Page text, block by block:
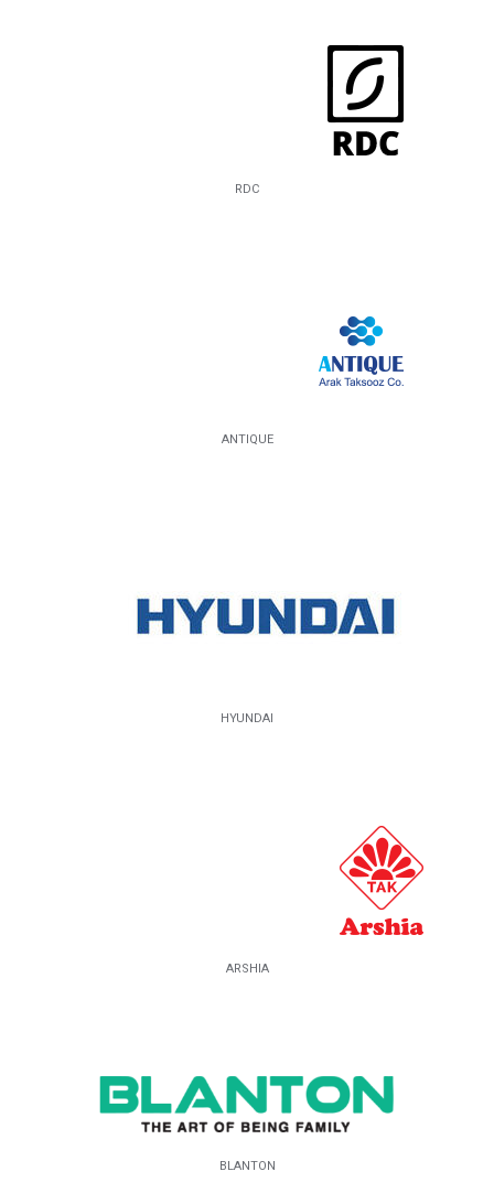
RDC
ANTIQUE
HYUNDAI
ARSHIA
BLANTON